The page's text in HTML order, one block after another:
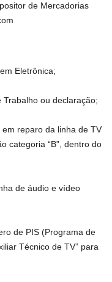
de Mercadorias
Eletrônica;
ou declaração;
reparo da linha de TV
categoria “B”, dentro do
de áudio e vídeo
de PIS (Programa de
Técnico de TV” para